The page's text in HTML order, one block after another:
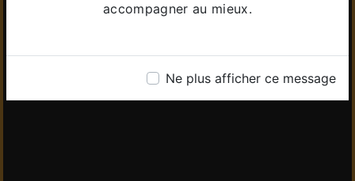
accompagner au mieux.
Ne plus afficher ce message